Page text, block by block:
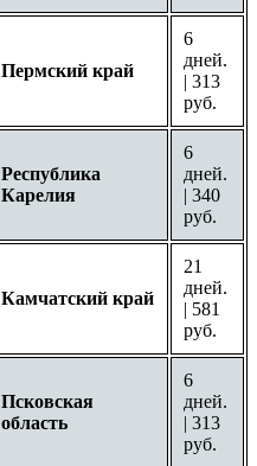
Пермский край
6
дней.
| 313
руб.
Республика
Карелия
6
дней.
| 340
руб.
Камчатский край
21
дней.
| 581
руб.
Псковская
область
6
дней.
| 313
руб.